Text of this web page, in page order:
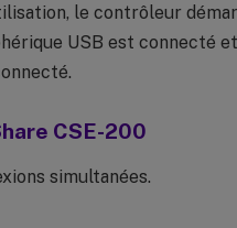
le contrôleur
USB est connecté et
CSE-200
simultanées.